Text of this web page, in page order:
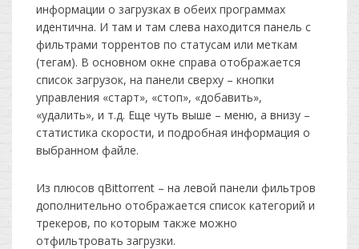
информации о загрузках в обеих программах
идентична. И там и там слева находится панель с
фильтрами торрентов по статусам или меткам
(тегам). В основном окне справа отображается
список загрузок, на панели сверху – кнопки
управления «старт», «стоп», «добавить»,
«удалить», и т.д. Еще чуть выше – меню, а внизу –
статистика скорости, и подробная информация о
выбранном файле.
Из плюсов qBittorrent – на левой панели фильтров
дополнительно отображается список категорий и
трекеров, по которым также можно
отфильтровать загрузки.